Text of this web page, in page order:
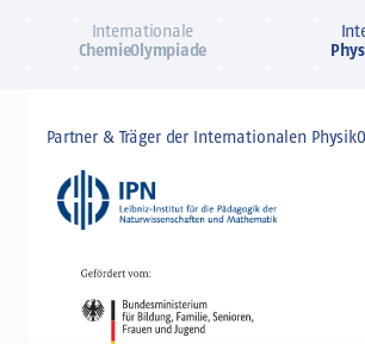
Internationale
ChemieOlympiade
Partner & Träger der Internationalen